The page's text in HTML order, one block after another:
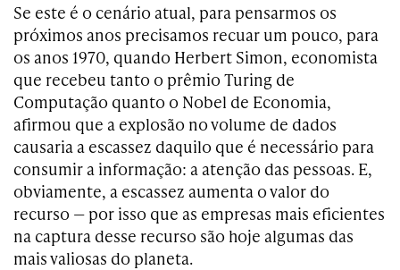
Se este é o cenário atual, para pensarmos os
próximos anos precisamos recuar um pouco, para
os anos 1970, quando Herbert Simon, economista
que recebeu tanto o prêmio Turing de
Computação quanto o Nobel de Economia,
afirmou que a explosão no volume de dados
causaria a escassez daquilo que é necessário para
consumir a informação: a atenção das pessoas. E,
obviamente, a escassez aumenta o valor do
recurso — por isso que as empresas mais eficientes
na captura desse recurso são hoje algumas das
mais valiosas do planeta.